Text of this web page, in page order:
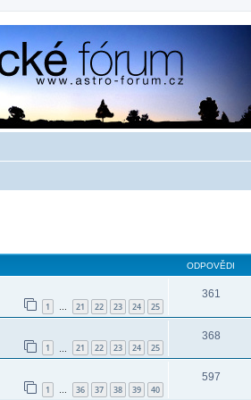
ODPOVĚDI
1 … 21 22 23 24 25
361
1 21 22 23 24 25
368
1 … 36 37 38 39 40
597